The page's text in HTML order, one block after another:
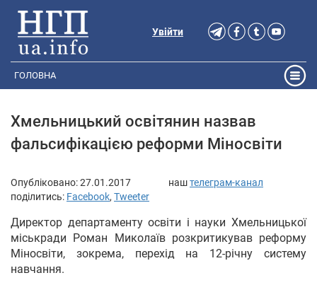
Увійти
ГОЛОВНА
Хмельницький освітянин назвав
фальсифікацією реформи Міносвіти
Опубліковано:27.01.2017 наштелеграм-канал
поділитись: Facebook, Tweeter
Директор департаменту освіти і науки Хмельницької
міськради Роман Миколаїв розкритикував реформу
Міносвіти, зокрема, перехід на 12-річну систему
навчання.